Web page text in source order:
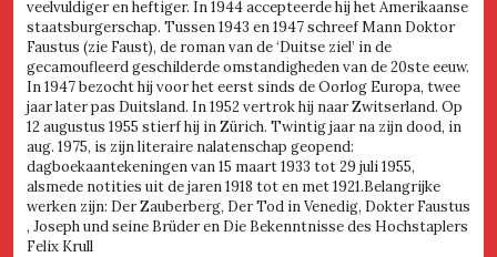
veelvuldiger en heftiger. In 1944 accepteerde hij het Amerikaanse
staatsburgerschap. Tussen 1943 en 1947 schreef Mann Doktor
Faustus (zie Faust), de roman van de ‘Duitse ziel’ in de
gecamoufleerd geschilderde omstandigheden van de 20ste eeuw.
In 1947 bezocht hij voor het eerst sinds de Oorlog Europa, twee
jaar later pas Duitsland. In 1952 vertrok hij naar Zwitserland. Op
12 augustus 1955 stierf hij in Zürich. Twintig jaar na zijn dood, in
aug. 1975, is zijn literaire nalatenschap geopend:
dagboekaantekeningen van 15 maart 1933 tot 29 juli 1955,
alsmede notities uit de jaren 1918 tot en met 1921.Belangrijke
werken zijn: Der Zauberberg, Der Tod in Venedig, Dokter Faustus
, Joseph und seine Brüder en Die Bekenntnisse des Hochstaplers
Felix Krull